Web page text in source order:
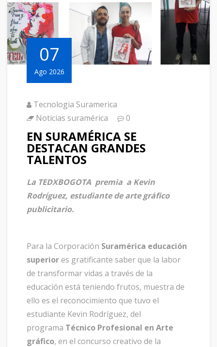
07
Ago 2026
Tecnologia Suramerica
Noticias suramérica
0
EN SURAMÉRICA SE
DESTACAN GRANDES
TALENTOS
La TEDXBOGOTA premia a Kevin
Rodríguez, estudiante de arte gráfico
publicitario.
Para la Corporación Suramérica educación
superiores gratificante saber que la labor
de transformar vidas a través de la
educación está teniendo frutos, muestra de
ello es el reconocimiento que tuvo el
estudiante Kevin Rodríguez, del
programa Técnico Profesional en Arte
gráfico, en el concurso creativo de la